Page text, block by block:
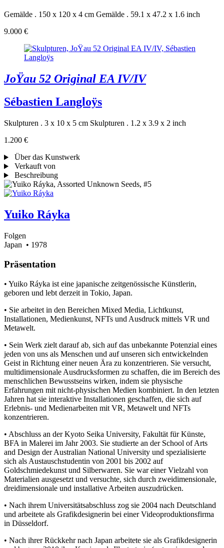
Gemälde . 150 x 120 x 4 cm Gemälde . 59.1 x 47.2 x 1.6 inch
9.000 €
JoŸau 52 Original EA IV/IV
Sébastien Langloÿs
Skulpturen . 3 x 10 x 5 cm Skulpturen . 1.2 x 3.9 x 2 inch
1.200 €
Über das Kunstwerk
Verkauft von
Beschreibung
Yuiko Ráyka
Folgen
Japan • 1978
Präsentation
• Yuiko Ráyka ist eine japanische zeitgenössische Künstlerin,
geboren und lebt derzeit in Tokio, Japan.
• Sie arbeitet in den Bereichen Mixed Media, Lichtkunst,
Installationen, Medienkunst, NFTs und Ausdruck mittels VR und
Metawelt.
• Sein Werk zielt darauf ab, sich auf das unbekannte Potenzial eines
jeden von uns als Menschen und auf unseren sich entwickelnden
Geist in Richtung einer neuen Ära zu konzentrieren. Sie versucht,
multidimensionale Ausdrucksformen zu schaffen, die im Bereich des
menschlichen Bewusstseins wirken, indem sie physische
Erfahrungen mit nicht-physischen Medien kombiniert. In den letzten
Jahren hat sie interaktive Installationen geschaffen, die sich auf
Erlebnis- und Medienarbeiten mit VR, Metawelt und NFTs
konzentrieren.
• Abschluss an der Kyoto Seika University, Fakultät für Künste,
BFA in Malerei im Jahr 2003. Sie studierte an der School of Arts
and Design der Australian National University und spezialisierte
sich als Austauschstudentin von 2001 bis 2002 auf
Goldschmiedekunst und Silberwaren. Sie war einer Vielzahl von
Materialien ausgesetzt und versuchte, sich durch zweidimensionale,
dreidimensionale und installative Arbeiten auszudrücken.
• Nach ihrem Universitätsabschluss zog sie 2004 nach Deutschland
und arbeitete als Grafikdesignerin bei einer Videoproduktionsfirma
in Düsseldorf.
• Nach ihrer Rückkehr nach Japan arbeitete sie als Grafikdesignerin